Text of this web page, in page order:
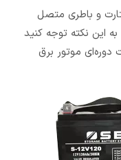
و باطری متصل
این نکته توجه کنید
دوره‌ای موتور برق